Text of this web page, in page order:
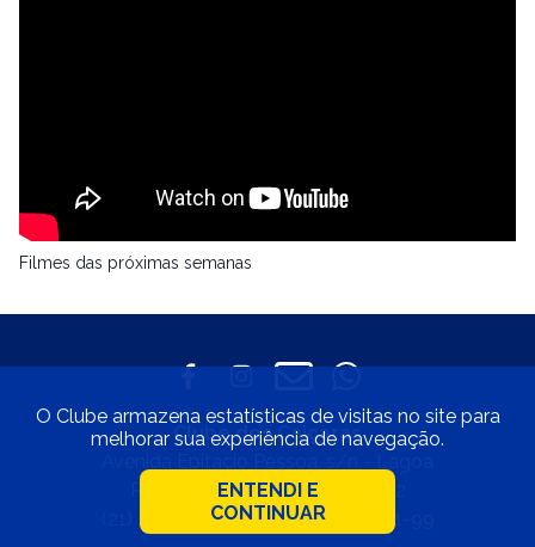
Filmes das próximas semanas
Clube dos Caiçaras
Rio de Janeiro • CEP 22471-002
(21) 2529-4800 • 33.597.550/0001-99
O Clube armazena estatísticas de visitas no site para
melhorar sua experiência de navegação.
ENTENDI E
CONTINUAR